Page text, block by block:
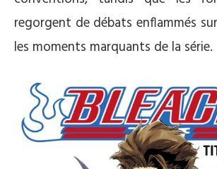
regorgent de débats enflammés
les moments marquants de la série.